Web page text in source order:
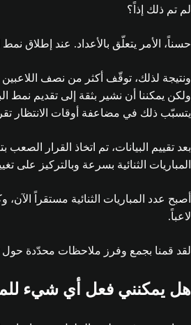
لم تم ذلك إذاً؟
حسناً، الأمر يتعلّق بالأعداد. عند إطلاق نمط
ونتيجة لذلك، توقّف أكثر من نصف اللاعبين
ولكن يمكننا أن نشير بثقة إلى تقديم نمط
يتسبّب ذلك في مضاعفة أوقات الانتظار
بعد تقييم البيانات، تم اتخاذ القرار
المباريات الثنائية بسرعة وبالتركيز على
لاعباً.
لقد قمنا بجمع وفرز ملاحظات محدّدة حول
هل يمكنني فعل أي شيء